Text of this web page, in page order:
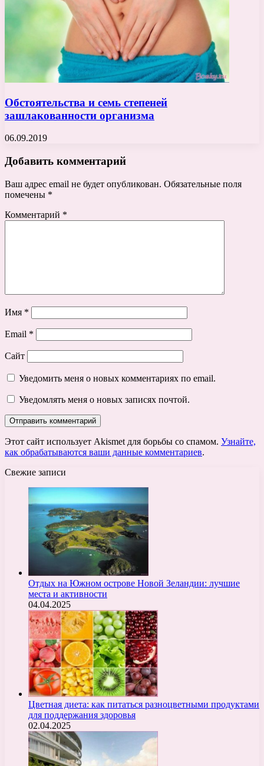
Обстоятельства и семь степеней
зашлакованности организма
06.09.2019
Добавить комментарий
Ваш адрес email не будет опубликован. Обязательные поля
помечены *
Комментарий *
Имя *
Email *
Сайт
Уведомить меня о новых комментариях по email.
Уведомлять меня о новых записях почтой.
Этот сайт использует Akismet для борьбы со спамом. Узнайте,
как обрабатываются ваши данные комментариев.
Свежие записи
Отдых на Южном острове Новой Зеландии: лучшие
места и активности
04.04.2025
Цветная диета: как питаться разноцветными продуктами
для поддержания здоровья
02.04.2025